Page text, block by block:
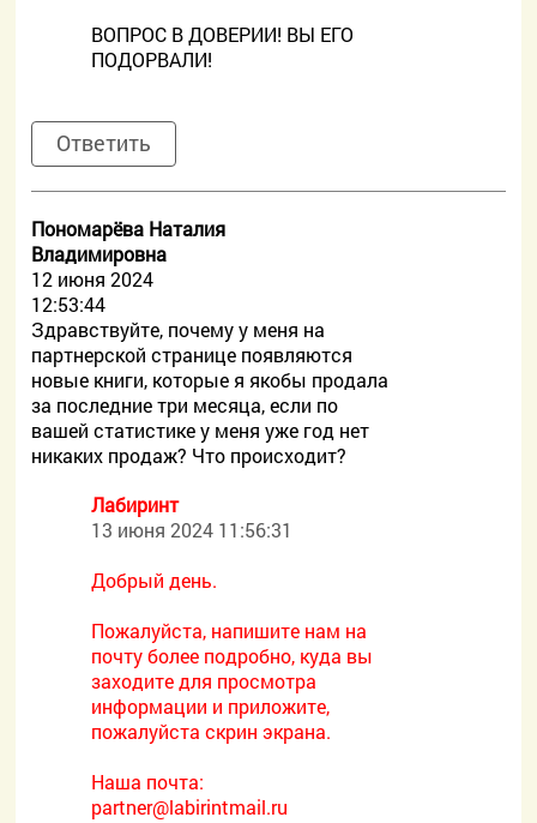
ВОПРОС В ДОВЕРИИ! ВЫ ЕГО
ПОДОРВАЛИ!
Ответить
Пономарёва Наталия
Владимировна
12 июня 2024
12:53:44
Здравствуйте, почему у меня на
партнерской странице появляются
новые книги, которые я якобы продала
за последние три месяца, если по
вашей статистике у меня уже год нет
никаких продаж? Что происходит?
Лабиринт
13 июня 2024 11:56:31
Добрый день.
Пожалуйста, напишите нам на
почту более подробно, куда вы
заходите для просмотра
информации и приложите,
пожалуйста скрин экрана.
Наша почта:
partner@labirintmail.ru